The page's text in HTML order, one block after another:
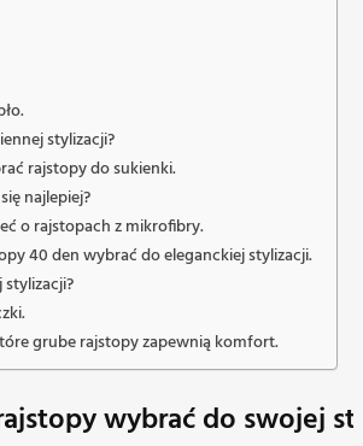
stylizacji?
rajstopy do sukienki.
najlepiej?
o rajstopach z mikrofibry.
40 den wybrać do eleganckiej stylizacji.
grube rajstopy zapewnią komfort.
wybrać do swojej